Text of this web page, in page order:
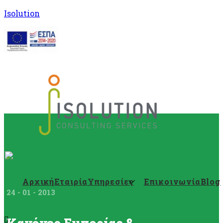
Isolution
ΑρχικήΕταιρίαΥπηρεσίες ΕπικοινωνίαBlog
24 - 01 - 2013